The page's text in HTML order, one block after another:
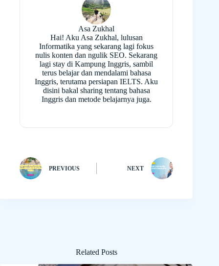
Asa Zukhal
Hai! Aku Asa Zukhal, lulusan
Informatika yang sekarang lagi fokus
nulis konten dan ngulik SEO. Sekarang
lagi stay di Kampung Inggris, sambil
terus belajar dan mendalami bahasa
Inggris, terutama persiapan IELTS. Aku
disini bakal sharing tentang bahasa
Inggris dan metode belajarnya juga.
PREVIOUS NEXT
Related Posts